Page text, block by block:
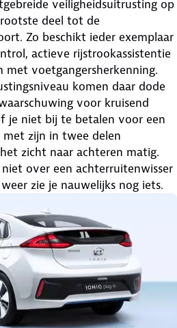
veiligheidsuitrusting op
deel tot de
Zo beschikt ieder exemplaar
actieve rijstrookassistentie
met voetgangersherkenning.
komen daar dode
voor kruisend
je niet bij te betalen voor een
zijn in twee delen
zicht naar achteren matig.
over een achterruitenwisser
zie je nauwelijks nog iets.